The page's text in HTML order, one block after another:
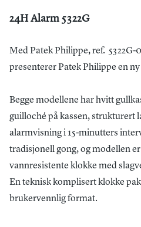
24H Alarm 5322G
Med Patek Philippe, ref. 5322G-
presenterer Patek Philippe en
Begge modellene har hvitt
guilloché på kassen, strukturert
alarmvisning i 15-minutters
tradisjonell gong, og modellen
vannresistente klokke med
En teknisk komplisert klokke
brukervennlig format.